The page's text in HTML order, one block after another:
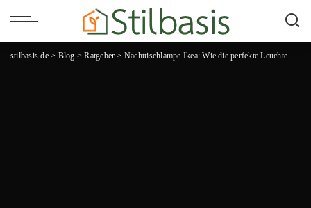
stilbasis.de> Blog >Ratgeber > Nachttischlampe Ikea: Wie die perfekte Leuchte deinen Schlaf revolutioniert!